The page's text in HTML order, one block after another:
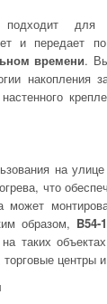
для
и передает
времени.
накопления
на
что
может
образом, B54-
на таких
центры